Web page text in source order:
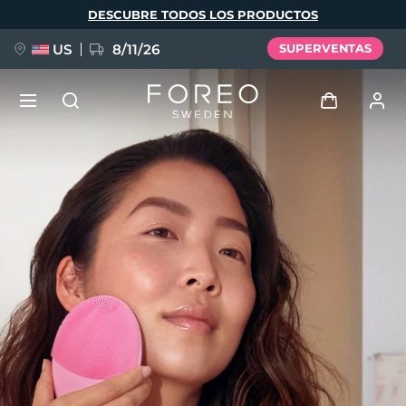
DESCUBRE TODOS LOS PRODUCTOS
US 8/11/26 SUPERVENTAS
Perfil de usuario
Mis dispositivos
Mis pedidos
Mis direcciones
Mis suscripciones
NUEVO
FAQ™ Pure Beauty-Tech Elixir
BREAKING NEWS
issa™ Teeth Whitening Set
Idioma
English Deutsch
Español
Français
Italiano
Português
Polski
Svenska
Русский
Türkçe
简体中文 繁體中文